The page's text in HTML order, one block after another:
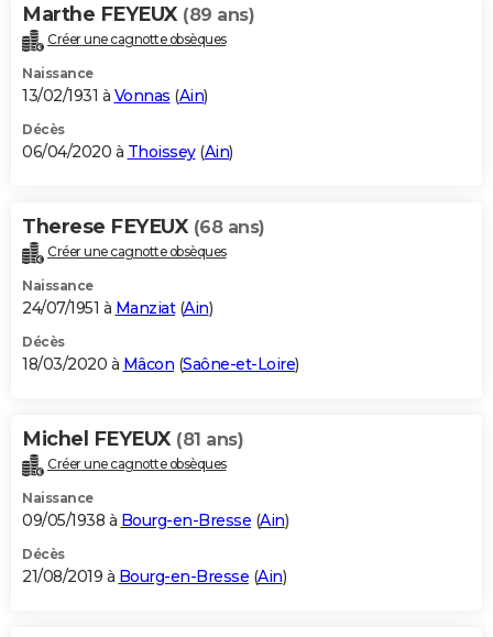
Marthe FEYEUX (89 ans)
Créer une cagnotte obsèques
Naissance
13/02/1931 à Vonnas (Ain)
Décès
06/04/2020 à Thoissey(Ain)
Therese FEYEUX (68 ans)
Créer une cagnotte obsèques
Naissance
24/07/1951 à Manziat(Ain)
Décès
18/03/2020 à Mâcon (Saône-et-Loire)
Michel FEYEUX (81 ans)
Créer une cagnotte obsèques
Naissance
09/05/1938 à Bourg-en-Bresse (Ain)
Décès
21/08/2019 à Bourg-en-Bresse (Ain)